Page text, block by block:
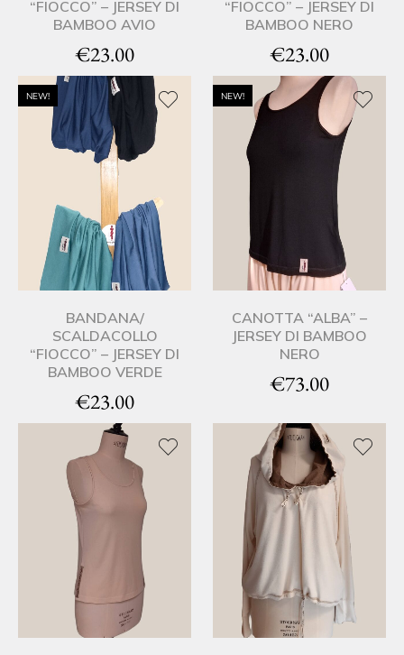
“FIOCCO” – JERSEY DI
BAMBOO AVIO
€23.00
“FIOCCO” – JERSEY DI
BAMBOO NERO
€23.00
NEW!
BANDANA/
SCALDACOLLO
“FIOCCO” – JERSEY DI
BAMBOO VERDE
€23.00
NEW!
CANOTTA “ALBA” –
JERSEY DI BAMBOO
NERO
€73.00